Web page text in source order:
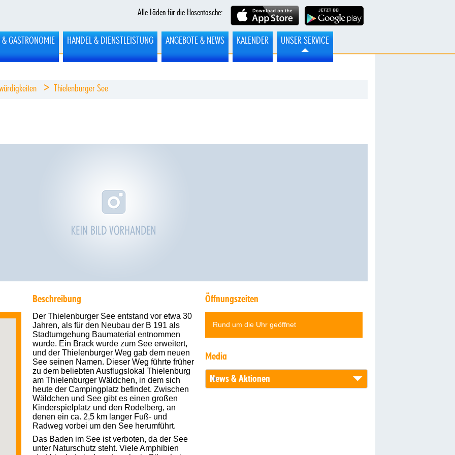
Alle Läden für die Hosentasche:
& GASTRONOMIE HANDEL & DIENSTLEISTUNG ANGEBOTE & NEWS KALENDER UNSER SERVICE
> Thielenburger See
Beschreibung
Der Thielenburger See entstand vor etwa 30
Jahren, als für den Neubau der B 191 als
Stadtumgehung Baumaterial entnommen
wurde. Ein Brack wurde zum See erweitert,
und der Thielenburger Weg gab dem neuen
See seinen Namen. Dieser Weg führte früher
zu dem beliebten Ausflugslokal Thielenburg
am Thielenburger Wäldchen, in dem sich
heute der Campingplatz befindet. Zwischen
Wäldchen und See gibt es einen großen
Kinderspielplatz und den Rodelberg, an
denen ein ca. 2,5 km langer Fuß- und
Radweg vorbei um den See herumführt.
Das Baden im See ist verboten, da der See
unter Naturschutz steht. Viele Amphibien
Öffnungszeiten
Rund um die Uhr geöffnet
Media
News & Aktionen